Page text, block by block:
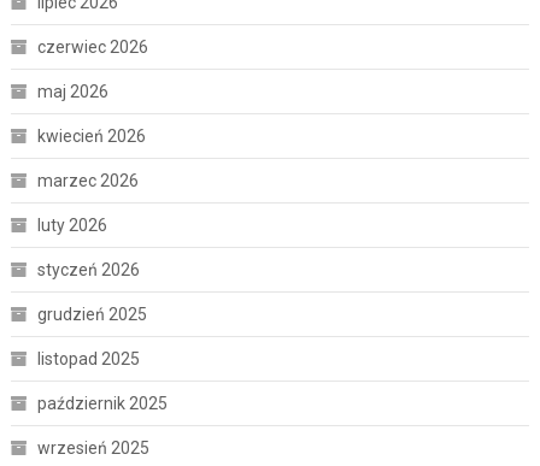
czerwiec 2026
maj 2026
kwiecień 2026
marzec 2026
luty 2026
styczeń 2026
grudzień 2025
listopad 2025
październik 2025
wrzesień 2025